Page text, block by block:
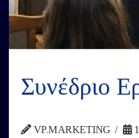
Συνέδριο
VP.MARKETING